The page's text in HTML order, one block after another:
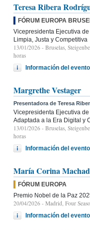
Teresa Ribera
FÓRUM EUROPA
Vicepresidenta Ejecutiva
Limpia, Justa y Competitiva
13/01/2026 - Bruselas,
horas
Información del evento
Margrethe Vestager
Presentadora de Teresa
Vicepresidenta Ejecutiva
Adaptada a la Era Digital y
13/01/2026 - Bruselas,
horas
Información del evento
María Corina
FÓRUM EUROPA
Premio Nobel de la Paz
20/04/2026 - Madrid, Four
Información del evento